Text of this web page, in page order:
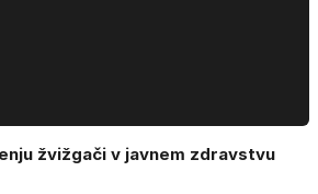
žvižgači v javnem zdravstvu